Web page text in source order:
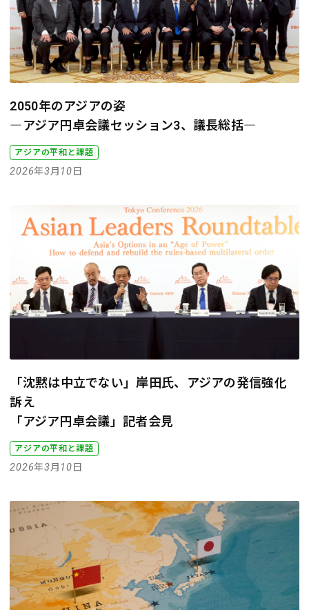
2050年のアジアの姿
―アジア円卓会議セッション3、議長総括―
アジアの平和と課題
2026年3月10日
「沈黙は中立でない」岸田氏、アジアの発信強化
訴え
「アジア円卓会議」記者会見
アジアの平和と課題
2026年3月10日